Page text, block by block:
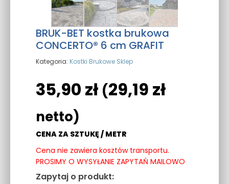
BRUK-BET kostka brukowa
CONCERTO® 6 cm GRAFIT
Kategoria: Kostki Brukowe Sklep
35,90 zł (29,19 zł
netto)
CENA ZA SZTUKĘ / METR
Cena nie zawiera kosztów transportu.
PROSIMY O WYSYŁANIE ZAPYTAŃ MAILOWO
Zapytaj o produkt: